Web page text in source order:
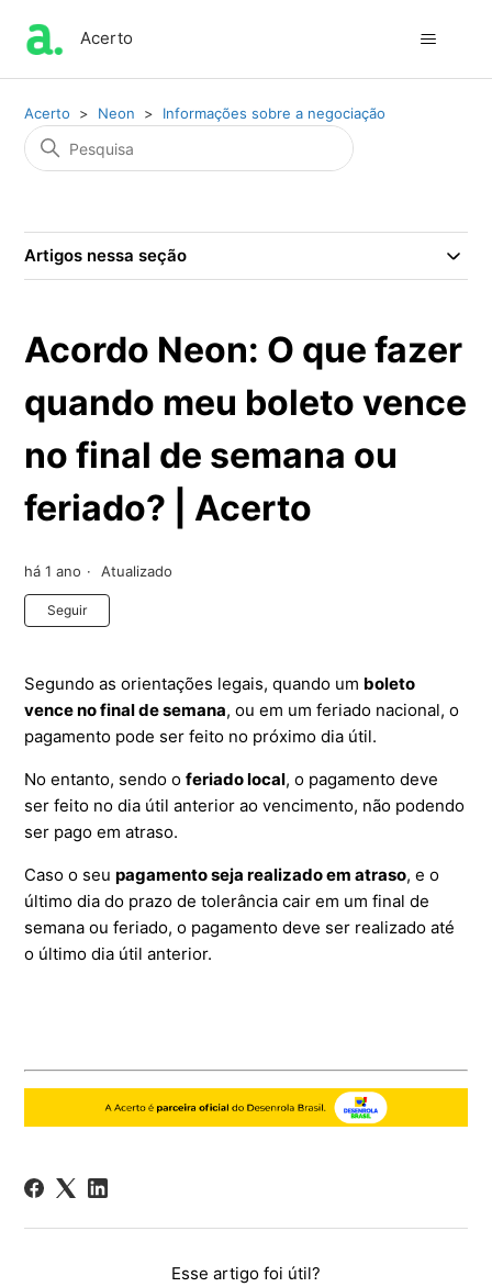
Acerto
Acerto Neon Informações sobre a negociação
Artigos nessa seção
Acordo Neon: O que fazer
quando meu boleto vence
no final de semana ou
feriado? | Acerto
há 1 ano Atualizado
Seguir
Segundo as orientações legais, quando um boleto
vence no final de semana, ou em um feriado nacional, o
pagamento pode ser feito no próximo dia útil.
No entanto, sendo oferiado local, o pagamento deve
ser feito no dia útil anterior ao vencimento, não podendo
ser pago em atraso.
Caso o seupagamento seja realizado em atraso, e o
último dia do prazo de tolerância cair em um final de
semana ou feriado, o pagamento deve ser realizado até
o último dia útil anterior.
Esse artigo foi útil?